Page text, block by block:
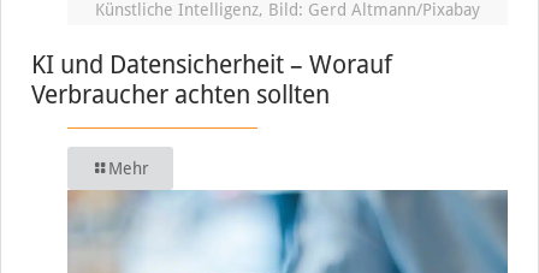
Künstliche Intelligenz, Bild: Gerd Altmann/Pixabay
KI und Datensicherheit – Worauf
Verbraucher achten sollten
Mehr